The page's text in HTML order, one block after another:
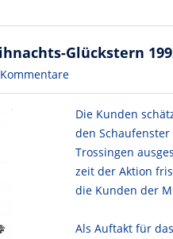
Glückstern
Die Kunden
den
Trossingen
zeit der Aktion
die Kunden der
Als Auftakt für